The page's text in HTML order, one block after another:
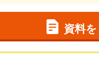
資料